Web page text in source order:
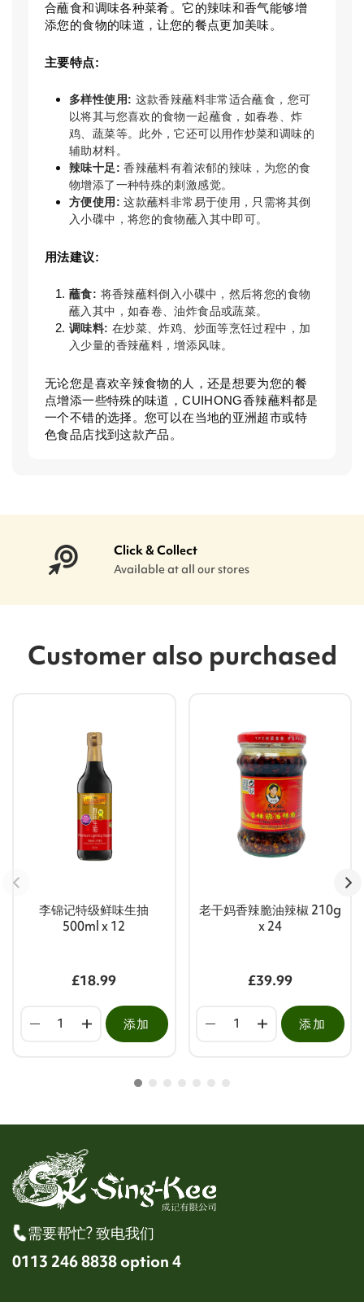
合蘸食和调味各种菜肴。它的辣味和香气能够增
添您的食物的味道，让您的餐点更加美味。
主要特点:
多样性使用: 这款香辣蘸料非常适合蘸食，您可
以将其与您喜欢的食物一起蘸食，如春卷、炸
鸡、蔬菜等。此外，它还可以用作炒菜和调味的
辅助材料。
辣味十足: 香辣蘸料有着浓郁的辣味，为您的食
物增添了一种特殊的刺激感觉。
方便使用: 这款蘸料非常易于使用，只需将其倒
入小碟中，将您的食物蘸入其中即可。
用法建议:
蘸食: 将香辣蘸料倒入小碟中，然后将您的食物
蘸入其中，如春卷、油炸食品或蔬菜。
调味料: 在炒菜、炸鸡、炒面等烹饪过程中，加
入少量的香辣蘸料，增添风味。
无论您是喜欢辛辣食物的人，还是想要为您的餐
点增添一些特殊的味道，CUIHONG香辣蘸料都是
一个不错的选择。您可以在当地的亚洲超市或特
色食品店找到这款产品。
Click & Collect
Available at all our stores
Customer also purchased
李锦记特级鲜味生抽
500ml x 12
£18.99
添加
老干妈香辣脆油辣椒 210g
x 24
£39.99
添加
需要帮忙? 致电我们
0113 246 8838 option 4